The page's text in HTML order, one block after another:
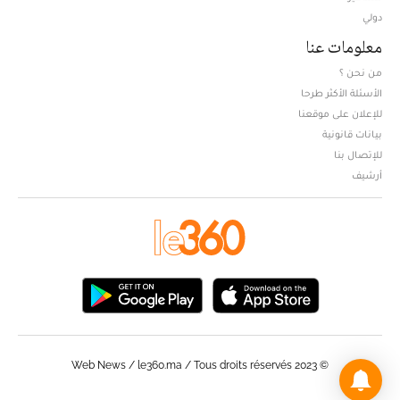
دولي
معلومات عنا
من نحن ؟
الأسئلة الأكثر طرحا
للإعلان على موقعنا
بيانات قانونية
للإتصال بنا
أرشيف
© Web News / le360.ma / Tous droits réservés 2023